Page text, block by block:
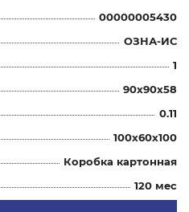
00000005430
ОЗНА-ИС
1
90x90x58
0.11
100x60x100
Коробка картонная
120 мес